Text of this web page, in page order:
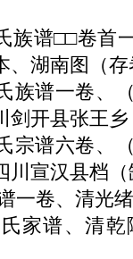
族谱□□卷首
、湖南图（
族谱一卷、
剑开县张王乡
宗谱六卷、
川宣汉县档
一卷、清光
氏家谱、清